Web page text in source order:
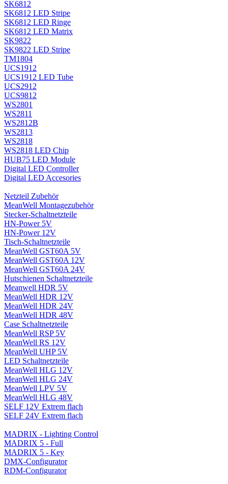
SK6812
SK6812 LED Stripe
SK6812 LED Ringe
SK6812 LED Matrix
SK9822
SK9822 LED Stripe
TM1804
UCS1912
UCS1912 LED Tube
UCS2912
UCS9812
WS2801
WS2811
WS2812B
WS2813
WS2818
WS2818 LED Chip
HUB75 LED Module
Digital LED Controller
Digital LED Accesories
Netzteil Zubehör
MeanWell Montagezubehör
Stecker-Schaltnetzteile
HN-Power 5V
HN-Power 12V
Tisch-Schaltnetzteile
MeanWell GST60A 5V
MeanWell GST60A 12V
MeanWell GST60A 24V
Hutschienen Schaltnetzteile
Meanwell HDR 5V
MeanWell HDR 12V
MeanWell HDR 24V
MeanWell HDR 48V
Case Schaltnetzteile
MeanWell RSP 5V
MeanWell RS 12V
MeanWell UHP 5V
LED Schaltnetzteile
MeanWell HLG 12V
MeanWell HLG 24V
MeanWell LPV 5V
MeanWell HLG 48V
SELF 12V Extrem flach
SELF 24V Extrem flach
MADRIX - Lighting Control
MADRIX 5 - Full
MADRIX 5 - Key
DMX-Configurator
RDM-Configurator